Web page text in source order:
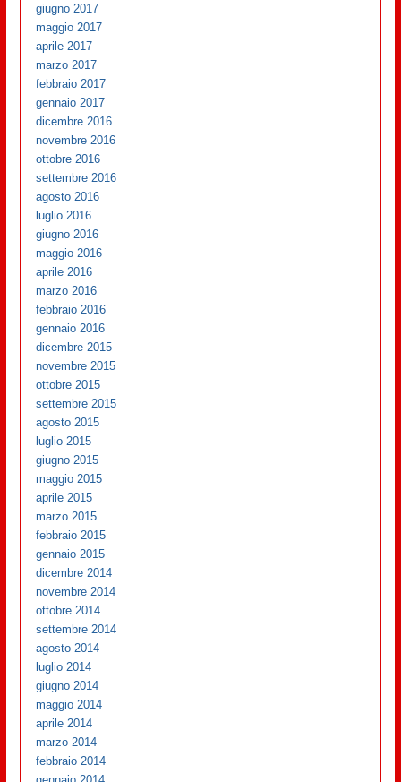
giugno 2017
maggio 2017
aprile 2017
marzo 2017
febbraio 2017
gennaio 2017
dicembre 2016
novembre 2016
ottobre 2016
settembre 2016
agosto 2016
luglio 2016
giugno 2016
maggio 2016
aprile 2016
marzo 2016
febbraio 2016
gennaio 2016
dicembre 2015
novembre 2015
ottobre 2015
settembre 2015
agosto 2015
luglio 2015
giugno 2015
maggio 2015
aprile 2015
marzo 2015
febbraio 2015
gennaio 2015
dicembre 2014
novembre 2014
ottobre 2014
settembre 2014
agosto 2014
luglio 2014
giugno 2014
maggio 2014
aprile 2014
marzo 2014
febbraio 2014